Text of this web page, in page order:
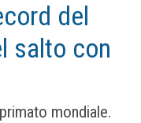
del
salto con
mondiale.